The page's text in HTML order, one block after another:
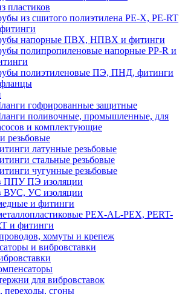
пластиков
из сшитого полиэтилена PE-X, PE-RT
напорные ПВХ, НПВХ и фитинги
полипропиленовые напорные PP-R и
полиэтиленовые ПЭ, ПНД, фитинги
гофрированные защитные
поливочные, промышленные, для
и комплектующие
резьбовые
латунные резьбовые
стальные резьбовые
чугунные резьбовые
ППУ ПЭ изоляции
ВУС, УС изоляции
и фитинги
PEX-AL-PEX, PERT-
и фитинги
хомуты и крепеж
и вибровставки
для вибровставок
переходы, сгоны